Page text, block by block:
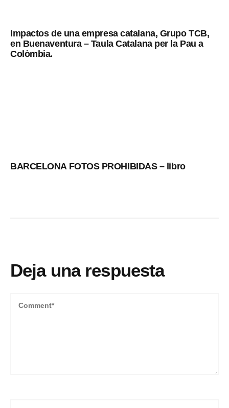
Impactos de una empresa catalana, Grupo TCB,
en Buenaventura – Taula Catalana per la Pau a
Colòmbia.
BARCELONA FOTOS PROHIBIDAS – libro
Deja una respuesta